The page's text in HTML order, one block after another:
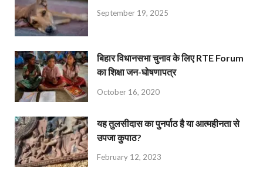
September 19, 2025
बिहार विधानसभा चुनाव के लिए RTE Forum
का शिक्षा जन-घोषणापत्र
October 16, 2020
यह तुलसीदास का पुनर्पाठ है या आत्महीनता से
उपजा कुपाठ?
February 12, 2023